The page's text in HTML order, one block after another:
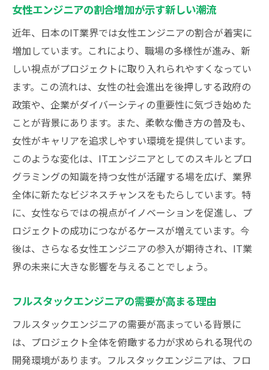
女性エンジニアの割合増加が示す新しい潮流
近年、日本のIT業界では女性エンジニアの割合が着実に
増加しています。これにより、職場の多様性が進み、新
しい視点がプロジェクトに取り入れられやすくなってい
ます。この流れは、女性の社会進出を後押しする政府の
政策や、企業がダイバーシティの重要性に気づき始めた
ことが背景にあります。また、柔軟な働き方の普及も、
女性がキャリアを追求しやすい環境を提供しています。
このような変化は、ITエンジニアとしてのスキルとプロ
グラミングの知識を持つ女性が活躍する場を広げ、業界
全体に新たなビジネスチャンスをもたらしています。特
に、女性ならではの視点がイノベーションを促進し、プ
ロジェクトの成功につながるケースが増えています。今
後は、さらなる女性エンジニアの参入が期待され、IT業
界の未来に大きな影響を与えることでしょう。
フルスタックエンジニアの需要が高まる理由
フルスタックエンジニアの需要が高まっている背景に
は、プロジェクト全体を俯瞰する力が求められる現代の
開発環境があります。フルスタックエンジニアは、フロ